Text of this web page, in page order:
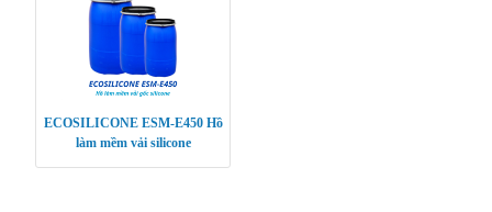
ECOSILICONE ESM-E450 Hồ
làm mềm vải silicone